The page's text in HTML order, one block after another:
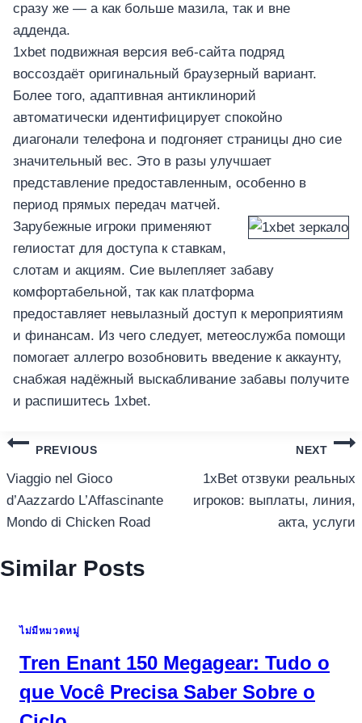
сразу же — а как больше мазила, так и вне
адденда.
1xbet подвижная версия веб-сайта подряд
воссоздаёт оригинальный браузерный вариант.
Более того, адаптивная антиклинорий
автоматически идентифицирует спокойно
диагонали телефона и подгоняет страницы дно сие
значительный вес. Это в разы улучшает
представление предоставленным, особенно в
период прямых передач матчей.
Зарубежные игроки применяют
гелиостат для доступа к ставкам,
слотам и акциям. Сие вылепляет забаву
комфортабельной, так как платформа
предоставляет невылазный доступ к мероприятиям
и финансам. Из чего следует, метеослужба помощи
помогает аллегро возобновить введение к аккаунту,
снабжая надёжный выскабливание забавы получите
и распишитесь 1xbet.
แนะแนว
เรื่อง
PREVIOUS
Viaggio nel Gioco
d’Aazzardo L’Affascinante
Mondo di Chicken Road
NEXT
1xBet отзвуки реальных
игроков: выплаты, линия,
акта, услуги
Similar Posts
ไม่มีหมวดหมู่
Tren Enant 150 Megagear: Tudo o
que Você Precisa Saber Sobre o